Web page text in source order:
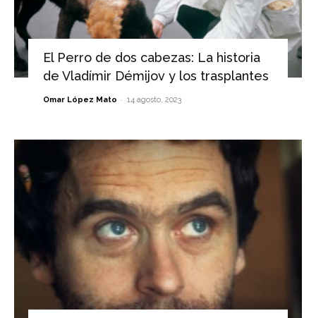
El Perro de dos cabezas: La historia
de Vladímir Démijov y los trasplantes
Omar López Mato - 14 agosto, 2023